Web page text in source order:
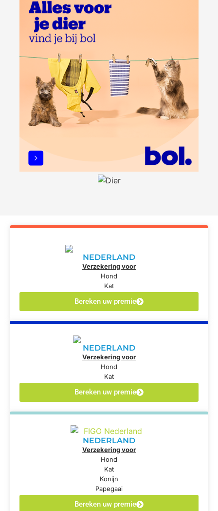
NEDERLAND
Verzekering voor
Hond
Kat
Bereken uw premie
NEDERLAND
Verzekering voor
Hond
Kat
Bereken uw premie
NEDERLAND
Verzekering voor
Hond
Kat
Konijn
Papegaai
Bereken uw premie